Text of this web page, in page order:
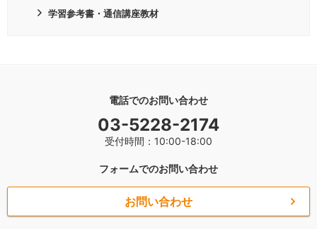
学習参考書・通信講座教材
電話でのお問い合わせ
03-5228-2174
受付時間：10:00-18:00
フォームでのお問い合わせ
お問い合わせ